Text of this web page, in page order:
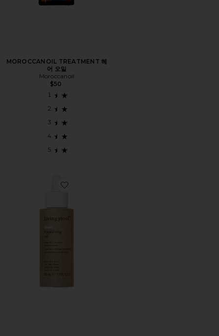
MOROCCANOIL TREATMENT 헤
어 오일
Moroccanoil
$50
Favorite NO FRIZZ VANISHING OIL 헤어 오일